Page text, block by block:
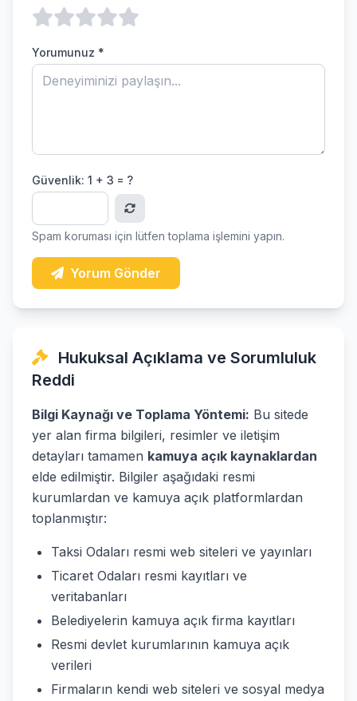
Yorumunuz *
Güvenlik: 1 + 3 = ?
Spam koruması için lütfen toplama işlemini yapın.
Yorum Gönder
Hukuksal Açıklama ve Sorumluluk
Reddi
Bilgi Kaynağı ve Toplama Yöntemi: Bu sitede
yer alan firma bilgileri, resimler ve iletişim
detayları tamamen kamuya açık kaynaklardan
elde edilmiştir. Bilgiler aşağıdaki resmi
kurumlardan ve kamuya açık platformlardan
toplanmıştır:
Taksi Odaları resmi web siteleri ve yayınları
Ticaret Odaları resmi kayıtları ve
veritabanları
Belediyelerin kamuya açık firma kayıtları
Resmi devlet kurumlarının kamuya açık
verileri
Firmaların kendi web siteleri ve sosyal medya